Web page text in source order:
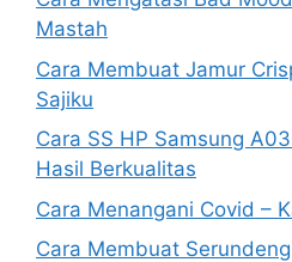
Mastah
Cara Membuat Jamur
Sajiku
Cara SS HP Samsung
Hasil Berkualitas
Cara Menangani Covid –
Cara Membuat